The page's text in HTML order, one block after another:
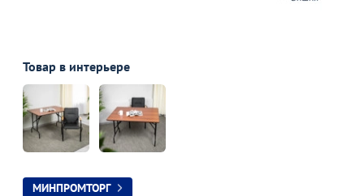
Товар в интерьере
МИНПРОМТОРГ